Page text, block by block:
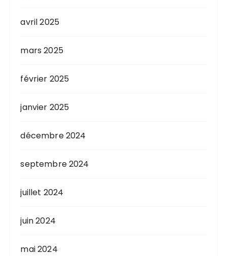
avril 2025
mars 2025
février 2025
janvier 2025
décembre 2024
septembre 2024
juillet 2024
juin 2024
mai 2024